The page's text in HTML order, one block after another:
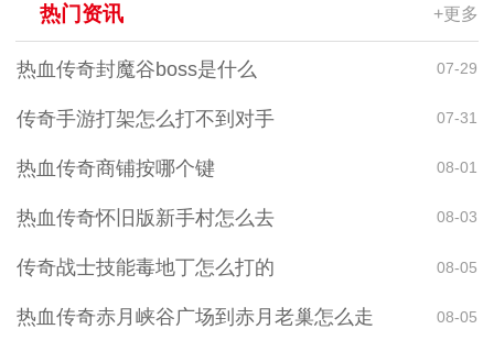
热门资讯 +更多
热血传奇封魔谷boss是什么 07-29
传奇手游打架怎么打不到对手 07-31
热血传奇商铺按哪个键 08-01
热血传奇怀旧版新手村怎么去 08-03
传奇战士技能毒地丁怎么打的 08-05
热血传奇赤月峡谷广场到赤月老巢怎么走 08-05